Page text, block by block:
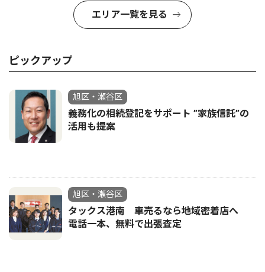
エリア一覧を見る
ピックアップ
旭区・瀬谷区
義務化の相続登記をサポート ”家族信託”の
活用も提案
旭区・瀬谷区
タックス港南 車売るなら地域密着店へ
電話一本、無料で出張査定